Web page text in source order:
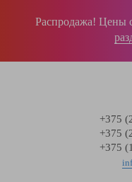
+375
+375
+375
Распродажа! Цены